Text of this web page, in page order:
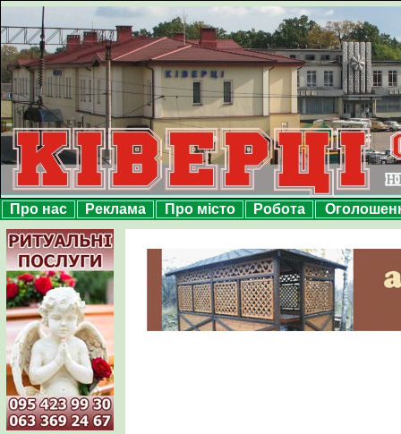
Про нас Реклама Про місто Робота